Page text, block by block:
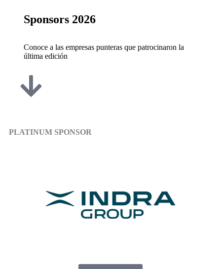
Sponsors 2026
Conoce a las empresas punteras que patrocinaron la
última edición
PLATINUM SPONSOR